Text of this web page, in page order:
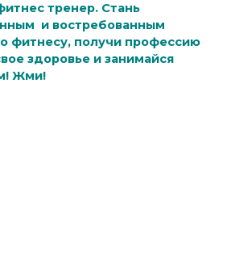
тренер. Стань
и востребованным
фитнесу, получи профессию
здоровье и занимайся
Жми!